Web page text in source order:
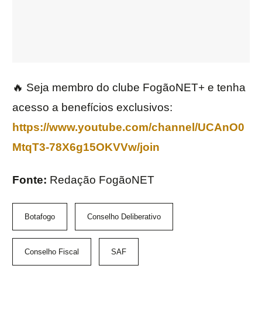
🔥 Seja membro do clube FogãoNET+ e tenha
acesso a benefícios exclusivos:
https://www.youtube.com/channel/UCAnO0
MtqT3-78X6g15OKVVw/join
Fonte: Redação FogãoNET
Botafogo Conselho Deliberativo
Conselho Fiscal SAF